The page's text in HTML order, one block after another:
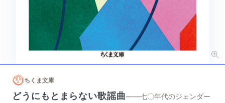
ちくま文庫
どうにもとまらない歌謡曲——七〇年代のジェンダー